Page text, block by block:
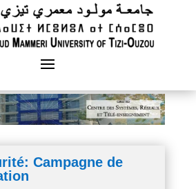
Campagne de